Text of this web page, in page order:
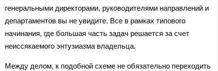
генеральными директорами, руководителями направлений и
департаментов вы не увидите. Все в рамках типового
начинания, где большая часть задач решается за счет
неиссякаемого энтузиазма владельца.
Между делом, к подобной схеме не обязательно переходить